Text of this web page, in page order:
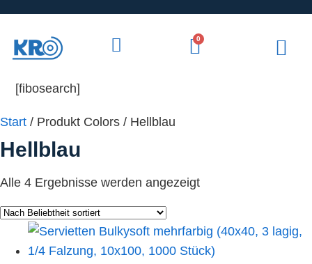
0
[fibosearch]
Start / Produkt Colors / Hellblau
Hellblau
Alle 4 Ergebnisse werden angezeigt